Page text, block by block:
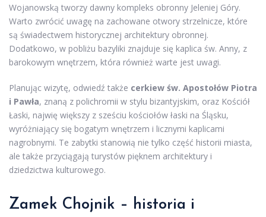
Wojanowską tworzy dawny kompleks obronny Jeleniej Góry.
Warto zwrócić uwagę na zachowane otwory strzelnicze, które
są świadectwem historycznej architektury obronnej.
Dodatkowo, w pobliżu bazyliki znajduje się kaplica św. Anny, z
barokowym wnętrzem, która również warte jest uwagi.
Planując wizytę, odwiedź także cerkiew św. Apostołów Piotra
i Pawła, znaną z polichromii w stylu bizantyjskim, oraz Kościół
Łaski, najwię większy z sześciu kościołów łaski na Śląsku,
wyróżniający się bogatym wnętrzem i licznymi kaplicami
nagrobnymi. Te zabytki stanowią nie tylko część historii miasta,
ale także przyciągają turystów pięknem architektury i
dziedzictwa kulturowego.
Zamek Chojnik – historia i